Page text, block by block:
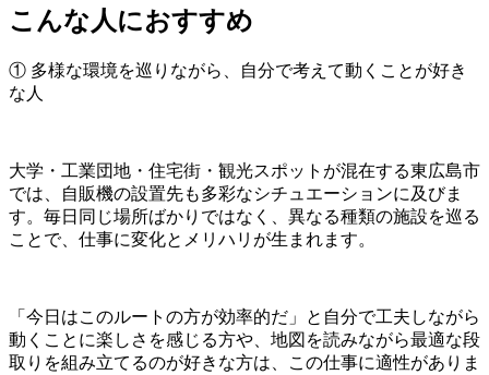
こんな人におすすめ
① 多様な環境を巡りながら、自分で考えて動くことが好き
な人
大学・工業団地・住宅街・観光スポットが混在する東広島市
では、自販機の設置先も多彩なシチュエーションに及びま
す。毎日同じ場所ばかりではなく、異なる種類の施設を巡る
ことで、仕事に変化とメリハリが生まれます。
「今日はこのルートの方が効率的だ」と自分で工夫しながら
動くことに楽しさを感じる方や、地図を読みながら最適な段
取りを組み立てるのが好きな方は、この仕事に適性がありま